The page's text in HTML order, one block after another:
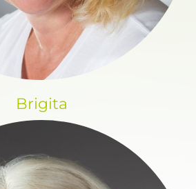
Brigita